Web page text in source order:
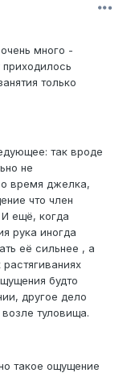
много -
только
так вроде
не
время джелка,
что член
ещё, когда
рука иногда
её сильнее , а
будто
другое дело
туловища.
такое ощущение